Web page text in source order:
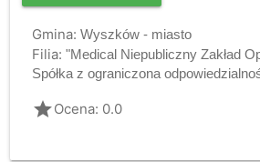
Gmina: Wyszków - miasto
Filia: "Medical Niepubliczny Zakład
Spółka z ograniczona
gradeOcena: 0.0